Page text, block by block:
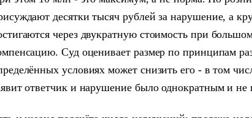
десятки тысяч рублей за нарушение, а
через двукратную стоимость при
Суд оценивает размер по принципам
условиях может снизить его - в том
ответчик и нарушение было однократным и не